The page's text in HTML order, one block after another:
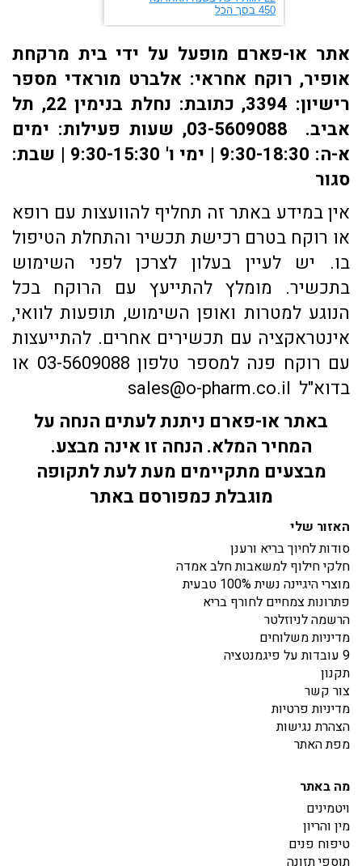
אתר או-פארם מופעל על ידי בית מרקחת
אופיר, רוקח אחראי: אלברט מוראדי מספר
רישיון: 3394, כתובת: ​נחלת בנימין 22, תל
אביב. 03-5609088, שעות פעילות: ימים
א-ה: 9:30-18:30 | ימי ו' 9:30-15:30 | שבת:
סגור
אין במידע באתר זה תחליף להוועצות עם רופא
או רוקח בטרם רכישת תכשיר והתחלת הטיפול
בו. יש לעיין בעלון לצרכן לפני השימוש
בתכשיר. מומלץ להתייעץ עם הרוקח בכל
הנוגע למטרות ואופן השימוש, תופעות לוואי,
אינטראקציה עם תכשירים אחרים. להתייעצות
עם רוקח פנה למספר טלפון 03-5609088 או
בדוא"ל sales@o-pharm.co.il
באתר או-פארם ניתנת לעתים הנחה על
המחיר המלא. הנחה זו אינה מבצע.
מבצעים מתקיימים מעת לעת לתקופה
מוגבלת כמפורסם באתר
האזור שלי
סודות לחיוך בריא ורענן
חלקי חילוף למשאבות חלב אמדה
מוצרי היגיינה נשית 100% טבעית
פתרונות צמחיים לחורף בריא
הרשמה לניוזלטר
מדיניות משלוחים
9 עובדות על פיגמנטציה
תקנון
צור קשר
מדיניות פרטיות
הצהרת נגישות
מפת האתר
מה באתר
ויטמינים
מין והריון
טיפוח פנים
תוספי תזונה